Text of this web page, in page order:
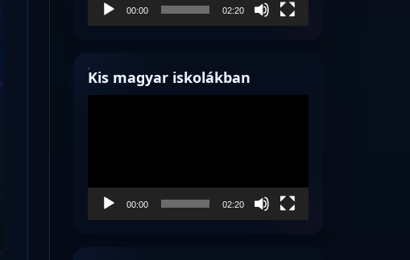
00:00 02:20
Kis magyar iskolákban
00:00 02:20